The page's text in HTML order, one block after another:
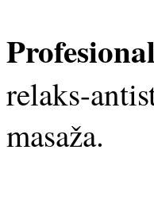
relaks-
masaža.